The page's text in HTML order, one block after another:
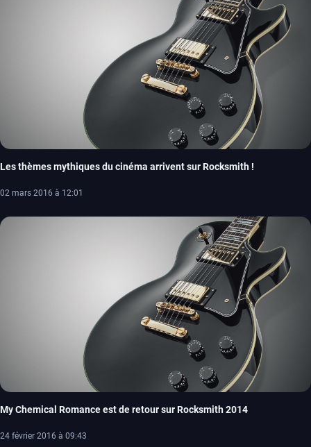
Les thèmes mythiques du cinéma arrivent sur Rocksmith !
02 mars 2016 à 12:01
My Chemical Romance est de retour sur Rocksmith 2014
24 février 2016 à 09:43